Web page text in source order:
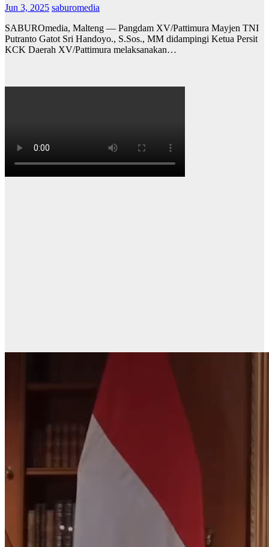
Jun 3, 2025 saburomedia
SABUROmedia, Malteng — Pangdam XV/Pattimura Mayjen TNI
Putranto Gatot Sri Handoyo., S.Sos., MM didampingi Ketua Persit
KCK Daerah XV/Pattimura melaksanakan…